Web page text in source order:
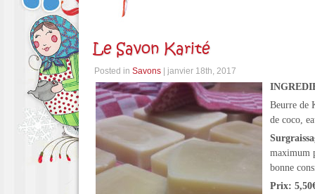
Le Savon Karité
Posted in Savons | janvier 18th, 2017
Beurre de
de coco,
maximum
bonne
Prix: